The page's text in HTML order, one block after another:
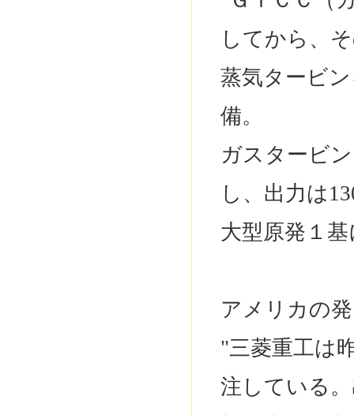
してから、
蒸気タービ
備。
ガスタービ
し、出力は
大型原発１
アメリカの
"三菱重工は
注している